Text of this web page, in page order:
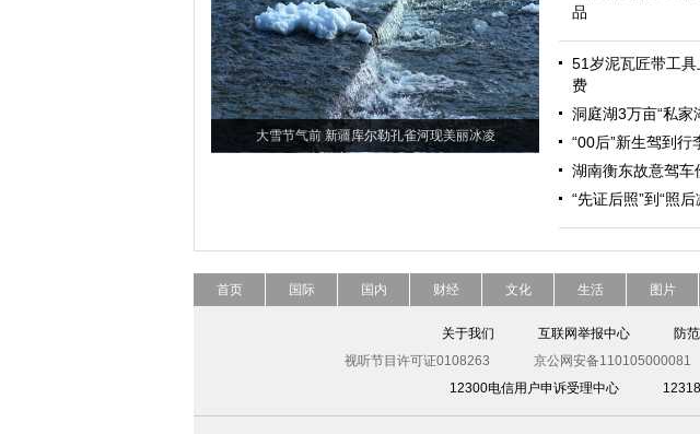
大雪节气前 新疆库尔勒孔雀河现美丽冰凌
品
51岁泥瓦匠带工
费
洞庭湖3万亩“私家
“00后”新生驾到行
湖南衡东故意驾
“先证后照”到“照
首页 国际 国内 财经 文化 生活 图片
关于我们 互联网举报中心 防
视听节目许可证0108263
京公网安备110105000081
12300电信用户申诉受理中心